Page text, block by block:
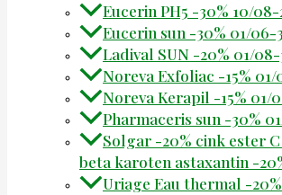
Eucerin PH5 -30% 10/08-
Eucerin sun -30% 01/06-
Ladival SUN -20% 01/08-
Noreva Exfoliac -15% 01/
Noreva Kerapil -15% 01/
Pharmaceris sun -30%
Solgar -20% cink ester
beta karoten astaxantin -
Uriage Eau thermal -